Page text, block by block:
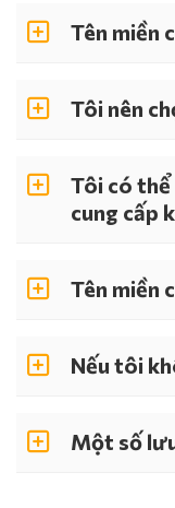
Tên miền
Tôi nên
Tôi có thể
cung cấp
Tên miền
Nếu tôi
Một số